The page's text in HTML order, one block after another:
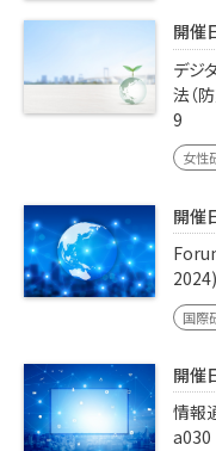
開催
デジ
法（
9
女性
開催
国際
開催
情報
a030